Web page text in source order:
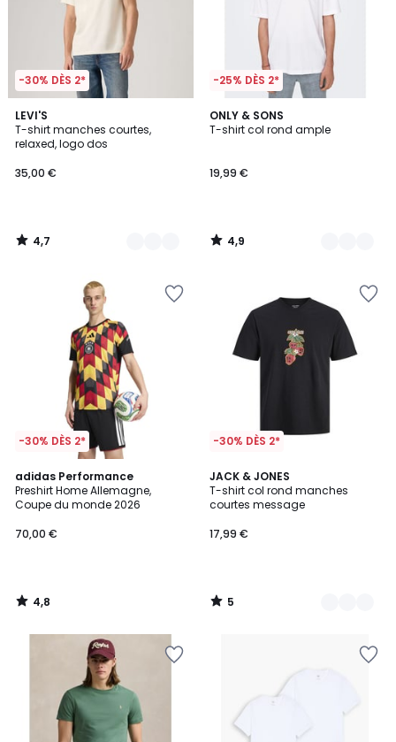
-30% DÈS 2*
LEVI'S
T-shirt manches courtes,
relaxed, logo dos
35,00 €
4,7
/ 5
2
Couleurs
4,7
/
-25% DÈS 2*
ONLY & SONS
T-shirt col rond ample
19,99 €
4,9
/ 5
6
Couleurs
4,9
/
-30% DÈS 2*
adidas Performance
Preshirt Home Allemagne,
Coupe du monde 2026
70,00 €
4,8
/ 5
4,8
/
-30% DÈS 2*
JACK & JONES
T-shirt col rond manches
courtes message
17,99 €
5
/
5
3
Couleurs
5
/